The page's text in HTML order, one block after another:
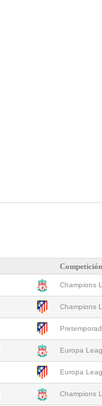
Competición
Champions
Champions
Europa
Europa
Champions